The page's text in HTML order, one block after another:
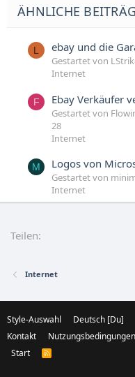
ÄHNLICHE
L ebay und die
Gestartet von
Internet
F Ebay Verkäufer
Gestartet von
28
Internet
M Logos von
Gestartet von
Internet
Teilen:
Internet
Style-Auswahl
Deutsch [Du]
Kontakt
Nutzungsbedingungen
Start
R
S